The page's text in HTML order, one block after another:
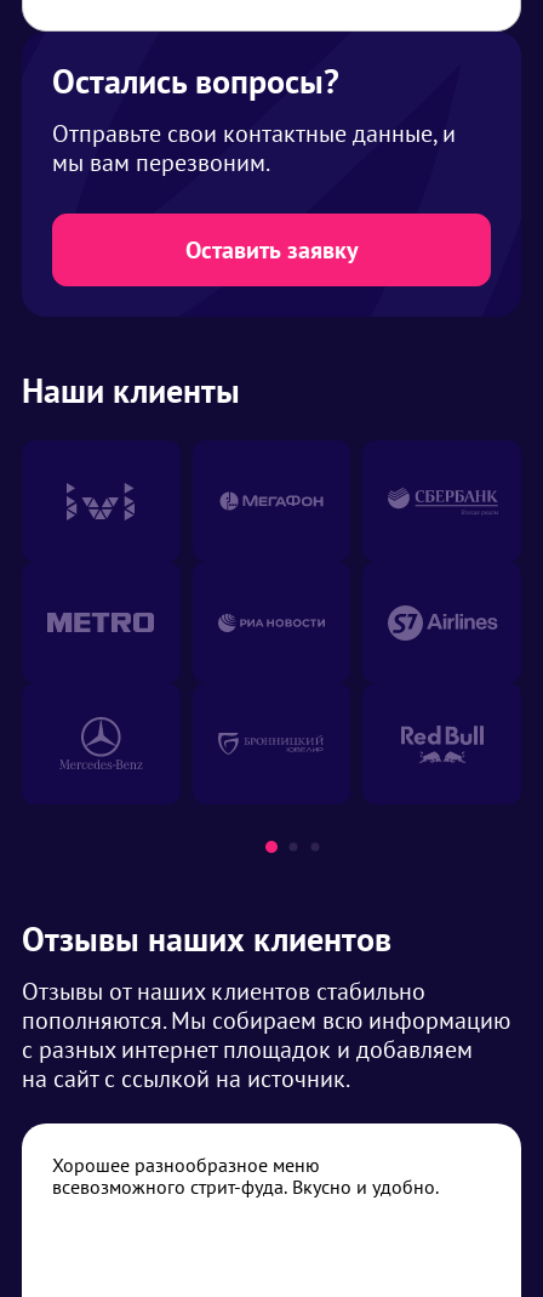
следующей сменой
персонал оплату не принимает
Остались вопросы?
Отправьте свои контактные данные, и
мы вам перезвоним.
Оставить заявку
Наши клиенты
Отзывы наших клиентов
Отзывы от наших клиентов стабильно
пополняются. Мы собираем всю информацию
с разных интернет площадок и добавляем
на сайт с ссылкой на источник.
Хорошее разнообразное меню
всевозможного стрит-фуда. Вкусно и удобно.